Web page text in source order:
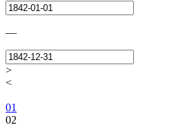
—
>
<
01
02